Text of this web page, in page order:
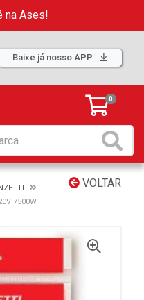
na Ases!
Baixe já nosso APP
0
VOLTAR
7500W